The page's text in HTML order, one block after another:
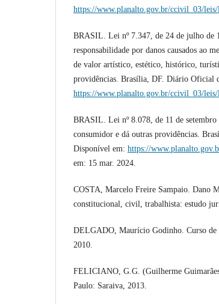
https://www.planalto.gov.br/ccivil_03/
BRASIL. Lei nº 7.347, de 24 de julho de
responsabilidade por danos causados ao
de valor artístico, estético, histórico,
providências. Brasília, DF. Diário Oficial
https://www.planalto.gov.br/ccivil_03/
BRASIL. Lei nº 8.078, de 11 de
consumidor e dá outras providências.
Disponível em: https://
em: 15 mar. 2024.
COSTA, Marcelo Freire Sampaio. Dano
constitucional, civil, trabalhista: estudo
DELGADO, Maurício Godinho. Curso
2010.
FELICIANO, G.G. (Guilherme
Paulo: Saraiva, 2013.